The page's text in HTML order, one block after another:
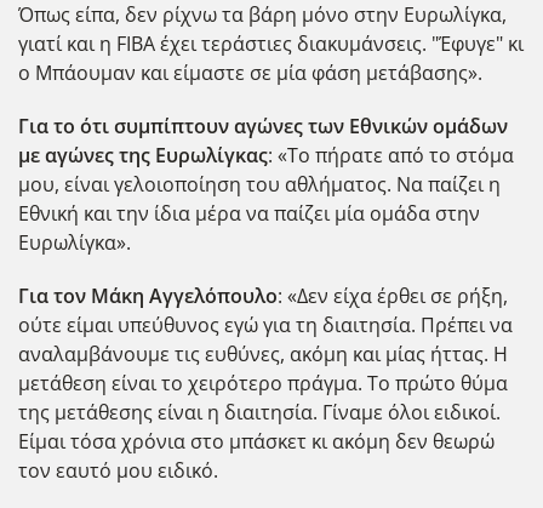
Όπως είπα, δεν ρίχνω τα βάρη μόνο στην Ευρωλίγκα,
γιατί και η FIBA έχει τεράστιες διακυμάνσεις. "Έφυγε" κι
ο Μπάουμαν και είμαστε σε μία φάση μετάβασης».
Για το ότι συμπίπτουν αγώνες των Εθνικών ομάδων
με αγώνες της Ευρωλίγκας: «Το πήρατε από το στόμα
μου, είναι γελοιοποίηση του αθλήματος. Να παίζει η
Εθνική και την ίδια μέρα να παίζει μία ομάδα στην
Ευρωλίγκα».
Για τον Μάκη Αγγελόπουλο: «Δεν είχα έρθει σε ρήξη,
ούτε είμαι υπεύθυνος εγώ για τη διαιτησία. Πρέπει να
αναλαμβάνουμε τις ευθύνες, ακόμη και μίας ήττας. Η
μετάθεση είναι το χειρότερο πράγμα. Το πρώτο θύμα
της μετάθεσης είναι η διαιτησία. Γίναμε όλοι ειδικοί.
Είμαι τόσα χρόνια στο μπάσκετ κι ακόμη δεν θεωρώ
τον εαυτό μου ειδικό.